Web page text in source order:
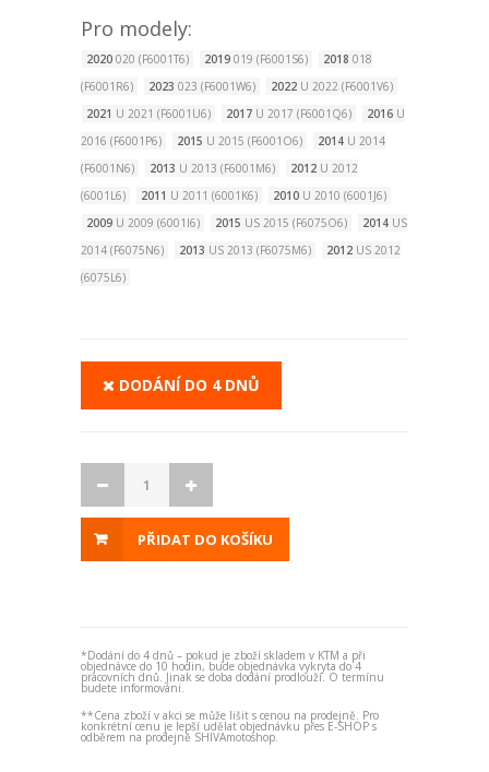
Pro modely:
2020 020 (F6001T6) 2019 019 (F6001S6) 2018 018
(F6001R6)
2023 023 (F6001W6) 2022 U 2022 (F6001V6)
2021 U 2021 (F6001U6) 2017 U 2017 (F6001Q6) 2016 U
2016 (F6001P6)
2015 U 2015 (F6001O6) 2014 U 2014
(F6001N6)
2013 U 2013 (F6001M6) 2012 U 2012
(6001L6)
2011 U 2011 (6001K6) 2010 U 2010 (6001J6)
2009 U 2009 (6001I6) 2015 US 2015 (F6075O6) 2014 US
2014 (F6075N6)
2013 US 2013 (F6075M6) 2012 US 2012
(6075L6)
DODÁNÍ DO 4 DNŮ
PŘIDAT DO KOŠÍKU
*Dodání do 4 dnů – pokud je zboží skladem v KTM a při
objednávce do 10 hodin, bude objednávka vykryta do 4
pracovních dnů. Jinak se doba dodání prodlouží. O termínu
budete informováni.
**Cena zboží v akci se může lišit s cenou na prodejně. Pro
konkrétní cenu je lepší udělat objednávku přes E-SHOP s
odběrem na prodejně SHIVAmotoshop.